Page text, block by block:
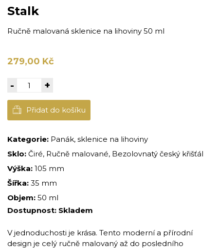
Stalk
Ručně malovaná sklenice na lihoviny 50 ml
279,00 Kč
- +
Přidat do košíku
Kategorie: Panák, sklenice na lihoviny
Sklo: Čiré, Ručně malované, Bezolovnatý český křišťál
Výška: 105 mm
Šířka: 35 mm
Objem: 50 ml
Dostupnost: Skladem
V jednoduchosti je krása. Tento moderní a přírodní
design je celý ručně malovaný až do posledního